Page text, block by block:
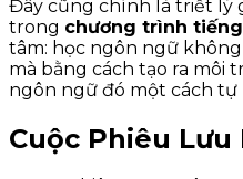
Đây cũng chính là triết lý
trong chương trình
tâm: học ngôn ngữ
mà bằng cách tạo ra môi
ngôn ngữ đó một cách tự
Cuộc Phiêu Lưu